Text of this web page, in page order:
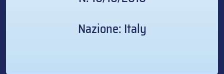
Nazione: Italy